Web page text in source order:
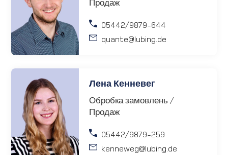
Продаж
05442/9879-644
quante@lubing.de
Лена Кенневег
Обробка замовлень /
Продаж
05442/9879-259
kenneweg@lubing.de